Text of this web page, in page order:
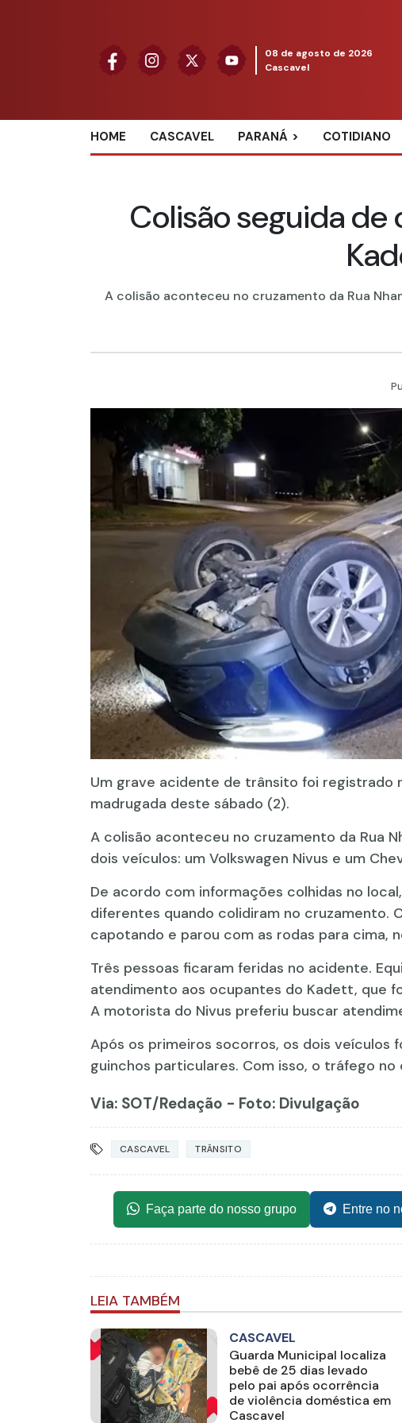
08 de agosto de 2026
Cascavel
HOME CASCAVEL PARANÁ COTIDIANO
Colisão seguida
A colisão aconteceu no cruzamento da Rua
Um grave acidente de trânsito foi registrado
madrugada deste sábado (2).
A colisão aconteceu no cruzamento da Rua
dois veículos: um Volkswagen Nivus e um
De acordo com informações colhidas no
diferentes quando colidiram no cruzamento.
capotando e parou com as rodas para cima,
Três pessoas ficaram feridas no acidente.
atendimento aos ocupantes do Kadett, que
A motorista do Nivus preferiu buscar
Após os primeiros socorros, os dois veículos
guinchos particulares. Com isso, o tráfego
Via: SOT/Redação - Foto: Divulgação
CASCAVEL TRÂNSITO
Faça parte do nosso grupo Entre no
LEIA TAMBÉM
CASCAVEL
Guarda Municipal localiza
bebê de 25 dias levado
pelo pai após ocorrência
de violência doméstica em
Cascavel